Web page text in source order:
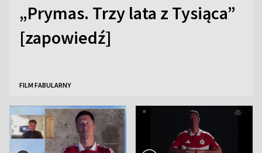
„Prymas. Trzy lata z Tysiąca”
[zapowiedź]
FILM FABULARNY